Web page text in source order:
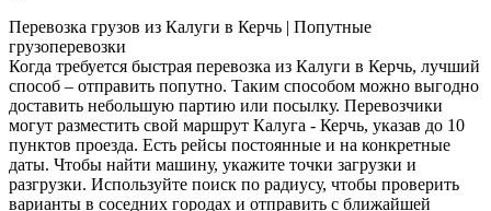
Перевозка грузов из Калуги в Керчь | Попутные
грузоперевозки
Когда требуется быстрая перевозка из Калуги в Керчь, лучший
способ – отправить попутно. Таким способом можно выгодно
доставить небольшую партию или посылку. Перевозчики
могут разместить свой маршрут Калуга - Керчь, указав до 10
пунктов проезда. Есть рейсы постоянные и на конкретные
даты. Чтобы найти машину, укажите точки загрузки и
разгрузки. Используйте поиск по радиусу, чтобы проверить
варианты в соседних городах и отправить с ближайшей